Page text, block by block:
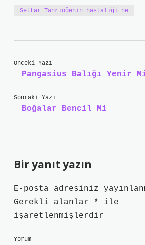
Settar Tanrıöğenin hastalığı ne
Önceki Yazı
Pangasius Balığı Yenir
Sonraki Yazı
Boğalar Bencil Mi
Bir yanıt yazın
E-posta adresiniz
Gerekli alanlar
*
ile
işaretlenmişlerdir
Yorum